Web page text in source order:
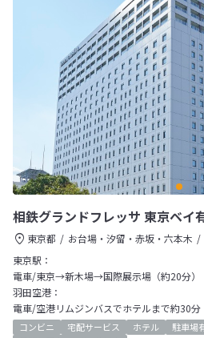
相鉄グランドフレッサ 東京ベイ
東京都 お台場・汐留・赤坂・六本木
東京駅：
電車/東京→新木場→国際展示場（約20分）
羽田空港：
電車/空港リムジンバスでホテルまで約30分
コンビニ 宅配サービス ホテル 駐車場